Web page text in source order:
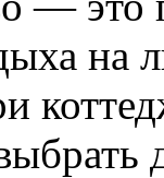
на